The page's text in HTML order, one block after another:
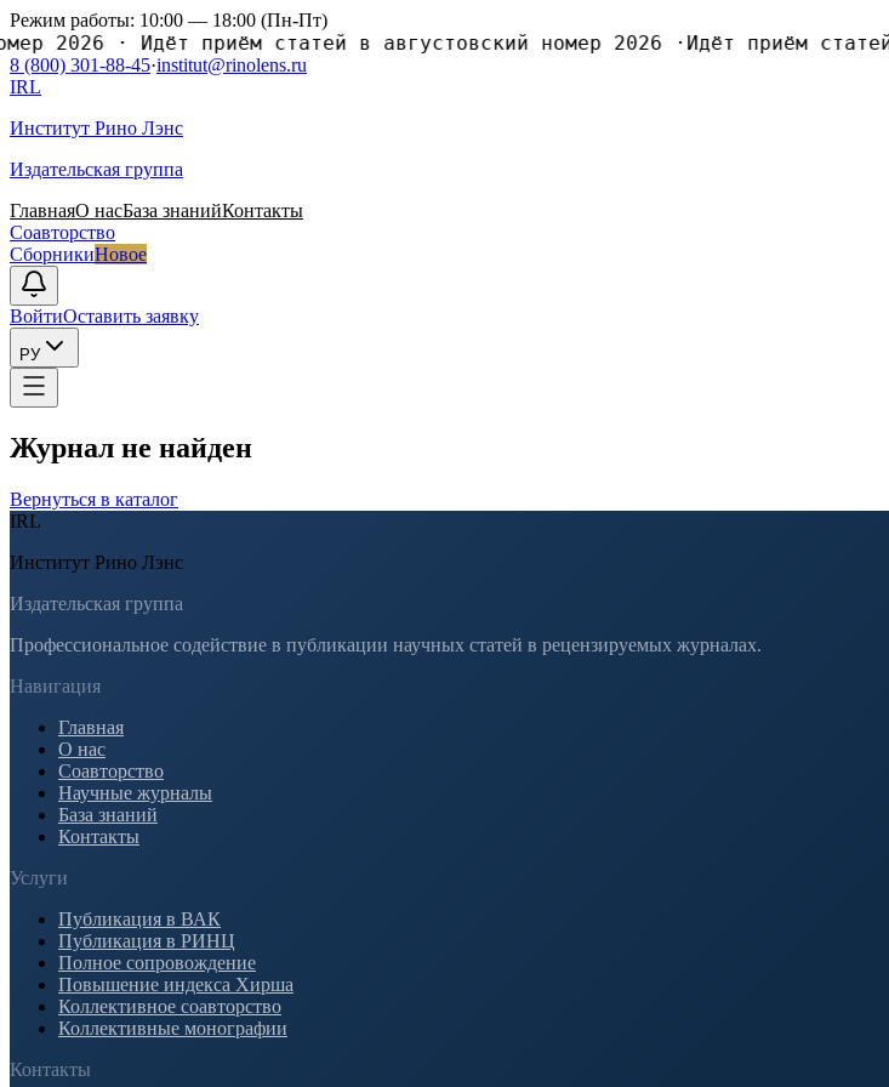
Режим работы: 10:00 — 18:00 (Пн-Пт)
2026· Идёт приём статей в августовский номер 2026· Идёт приём
8 (800) 301-88-45·institut@rinolens.ru
IRL
Институт Рино Лэнс
Издательская группа
ГлавнаяО насБаза знанийКонтакты
Соавторство
СборникиНовое
ВойтиОставить заявку
РУ
Журнал не найден
Вернуться в каталог
IRL
Институт Рино Лэнс
Издательская группа
Профессиональное содействие в публикации научных статей в рецензируемых журналах.
Навигация
Главная
О нас
Соавторство
Научные журналы
База знаний
Контакты
Услуги
Публикация в ВАК
Публикация в РИНЦ
Полное сопровождение
Повышение индекса Хирша
Коллективное соавторство
Коллективные монографии
Контакты